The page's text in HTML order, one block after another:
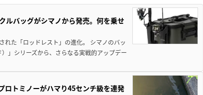
ルバッグがシマノから発売。何を乗せ
れた「ロッドレスト」の進化。 シマノのバッ
」シリーズから、さらなる実戦的アップデー
ロトミノーがハマり45センチ級を連発